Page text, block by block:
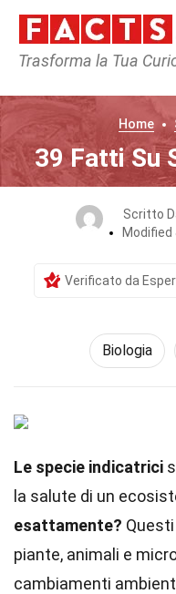
Trasforma la Tua
Home
39 Fatti Su
Scritto
Modified
Verificato da
Biologia
Le specie indicatrici
la salute di un
esattamente?
piante, animali e
cambiamenti